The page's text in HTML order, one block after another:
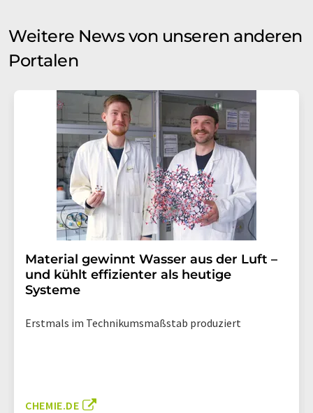
Weitere News von unseren anderen
Portalen
Material gewinnt Wasser aus der Luft –
und kühlt effizienter als heutige
Systeme
Erstmals im Technikumsmaßstab produziert
CHEMIE.DE